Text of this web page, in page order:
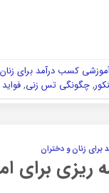
کسب درآمد برای
,چگونگی تس زنی,
زنان و دختران
ریزی برای